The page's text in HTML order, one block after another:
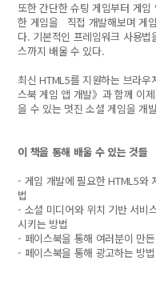
또한 간단한 슈팅 게임부터 게
한 게임을 직접 개발해보며 게
다. 기본적인 프레임워크 사용
스까지 배울 수 있다.
최신 HTML5를 지원하는 브라
스북 게임 앱 개발》과 함께 이
을 수 있는 멋진 소셜 게임을 개
이 책을 통해 배울 수 있는 것들
- 게임 개발에 필요한 HTML5와
법
- 소셜 미디어와 위치 기반 서비
시키는 방법
- 페이스북을 통해 여러분이 만
- 페이스북을 통해 광고하는 방법